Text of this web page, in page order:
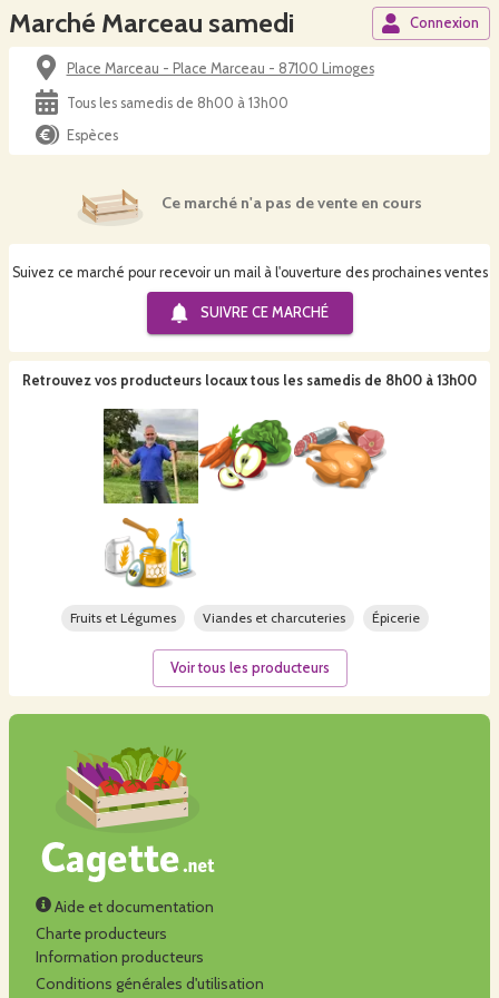
Marché Marceau samedi Connexion
Place Marceau - Place Marceau - 87100 Limoges
Tous les samedis de 8h00 à 13h00
Espèces
Ce marché n'a pas de vente en cours
Suivez ce marché pour recevoir un mail à l'ouverture des prochaines ventes
SUIVRE CE MARCHÉ
Retrouvez vos producteurs locaux tous les samedis de 8h00 à 13h00
Fruits et Légumes Viandes et charcuteries Épicerie
Voir tous les producteurs
Aide et documentation
Charte producteurs
Information producteurs
Conditions générales d'utilisation